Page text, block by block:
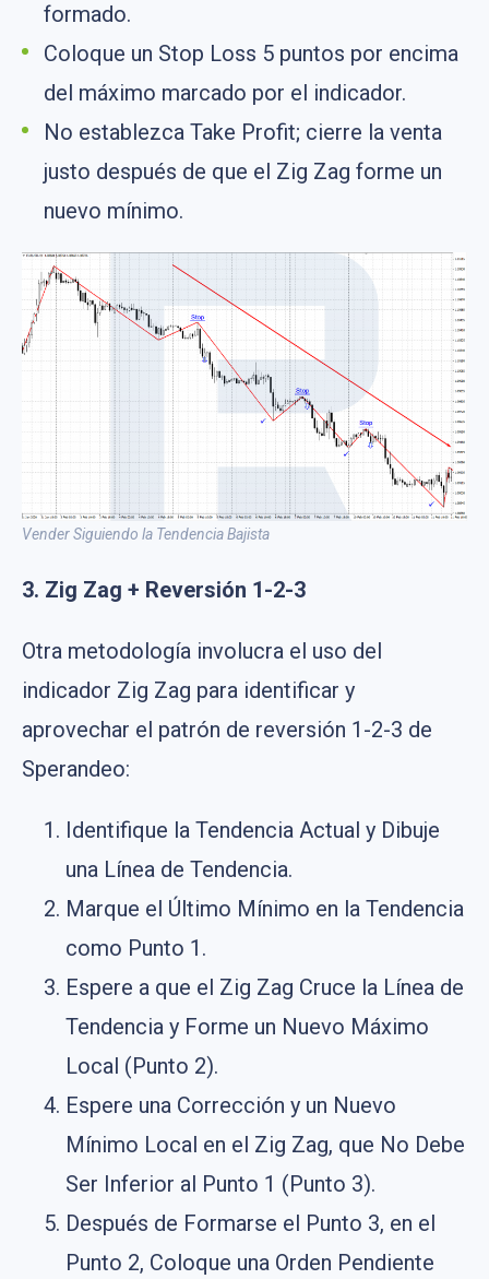
formado.
Coloque un Stop Loss 5 puntos por encima
del máximo marcado por el indicador.
No establezca Take Profit; cierre la venta
justo después de que el Zig Zag forme un
nuevo mínimo.
Vender Siguiendo la Tendencia Bajista
3. Zig Zag + Reversión 1-2-3
Otra metodología involucra el uso del
indicador Zig Zag para identificar y
aprovechar el patrón de reversión 1-2-3 de
Sperandeo:
Identifique la Tendencia Actual y Dibuje
una Línea de Tendencia.
Marque el Último Mínimo en la Tendencia
como Punto 1.
Espere a que el Zig Zag Cruce la Línea de
Tendencia y Forme un Nuevo Máximo
Local (Punto 2).
Espere una Corrección y un Nuevo
Mínimo Local en el Zig Zag, que No Debe
Ser Inferior al Punto 1 (Punto 3).
Después de Formarse el Punto 3, en el
Punto 2, Coloque una Orden Pendiente